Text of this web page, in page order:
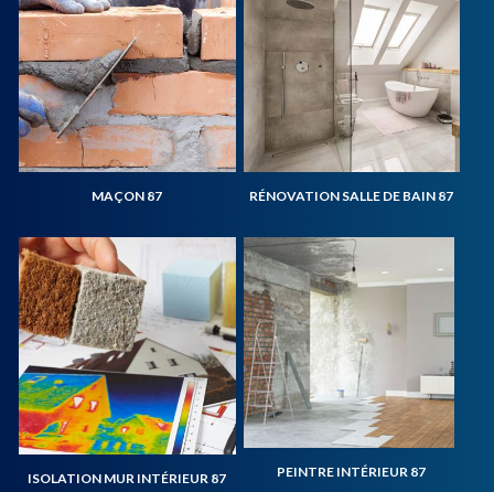
MAÇON 87 RÉNOVATION SALLE DE BAIN 87
ISOLATION MUR INTÉRIEUR 87 PEINTRE INTÉRIEUR 87